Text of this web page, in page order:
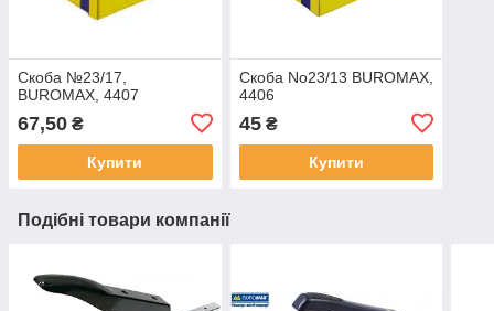
Скоба №23/17,
BUROMAX, 4407
67,50 ₴
Купити
Скоба No23/13 BUROMAX,
4406
45₴
Купити
Подібні товари компанії